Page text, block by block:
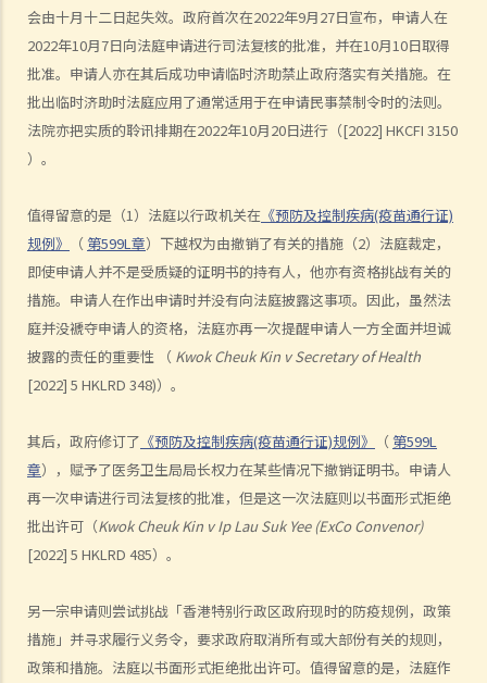
会由十月十二日起失效。政府首次在2022年9月27日宣布，申请人在
2022年10月7日向法庭申请进行司法复核的批准，并在10月10日取得
批准。申请人亦在其后成功申请临时济助禁止政府落实有关措施。在
批出临时济助时法庭应用了通常适用于在申请民事禁制令时的法则。
法院亦把实质的聆讯排期在2022年10月20日进行（[2022] HKCFI 3150
）。
值得留意的是（1）法庭以行政机关在 《预防及控制疾病(疫苗通行证)
规例》
（ 第599L章）下越权为由撤销了有关的措施（2）法庭裁定，
即使申请人并不是受质疑的证明书的持有人，他亦有资格挑战有关的
措施。申请人在作出申请时并没有向法庭披露这事项。因此，虽然法
庭并没褫夺申请人的资格，法庭亦再一次提醒申请人一方全面并坦诚
披露的责任的重要性 （ Kwok Cheuk Kin v Secretary of Health
[2022] 5 HKLRD 348)）。
其后，政府修订了 《预防及控制疾病(疫苗通行证)规例》 （ 第599L
章），赋予了医务卫生局局长权力在某些情况下撤销证明书。申请人
再一次申请进行司法复核的批准，但是这一次法庭则以书面形式拒绝
批出许可（Kwok Cheuk Kin v Ip Lau Suk Yee (ExCo Convenor)
[2022] 5 HKLRD 485）。
另一宗申请则尝试挑战「香港特别行政区政府现时的防疫规例，政策
措施」并寻求履行义务令，要求政府取消所有或大部份有关的规则，
政策和措施。法庭以书面形式拒绝批出许可。值得留意的是，法庭作
1. 自然公义的原则
2. 公平聆讯的权利
3. 独立和无私
4. 理由
C. 不合理
D. 合理期望
1. 越权
2. 违反立法目的及达至不当目的
3. 法律错误
4. 事实错误
5. 相关考虑及不相关考虑
6. 约束酌情权
8. 过份拖延
宪法复核和比例原则
A. 宪制性的质疑
B. 比例原则
程序
A. 流程表
B. 许可申请：申请和程序